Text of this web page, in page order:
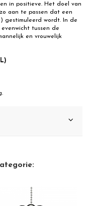
in positieve. Het doel van
aan te passen dat een
gestimuleerd wordt. In de
tussen de
en vrouwelijk